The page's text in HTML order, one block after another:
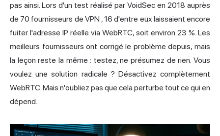
pas ainsi. Lors d'un test réalisé par VoidSec en 2018 auprès
de 70 fournisseurs de VPN , 16 d'entre eux laissaient encore
fuiter l'adresse IP réelle via WebRTC, soit environ 23 %. Les
meilleurs fournisseurs ont corrigé le problème depuis, mais
la leçon reste la même : testez, ne présumez de rien. Vous
voulez une solution radicale ? Désactivez complètement
WebRTC. Mais n'oubliez pas que cela perturbe tout ce qui en
dépend.